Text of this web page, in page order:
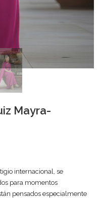
Mayra-
internacional, se
para momentos
pensados especialmente